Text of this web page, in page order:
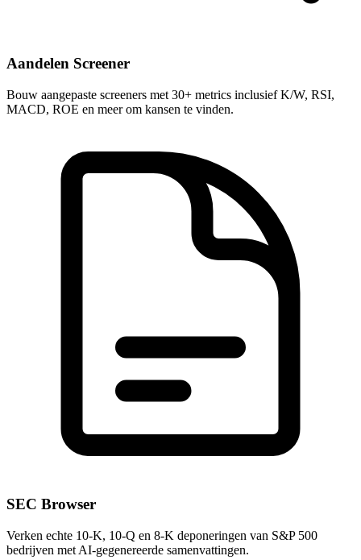
Aandelen Screener
Bouw aangepaste screeners met 30+ metrics inclusief K/W, RSI,
MACD, ROE en meer om kansen te vinden.
SEC Browser
Verken echte 10-K, 10-Q en 8-K deponeringen van S&P 500
bedrijven met AI-gegenereerde samenvattingen.